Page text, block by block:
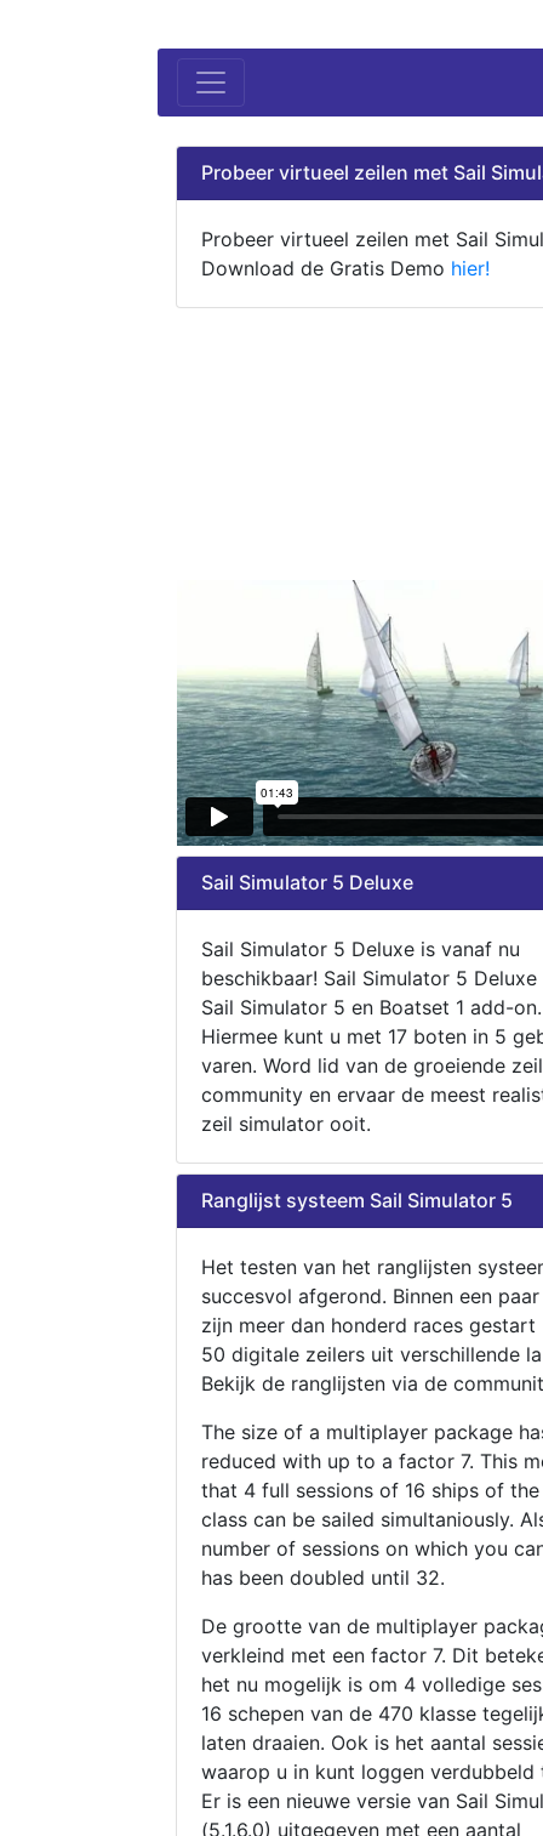
Probeer virtueel zeilen met Sail
Probeer virtueel zeilen met Sail
Download de Gratis Demo hier!
Sail Simulator 5 Deluxe
Sail Simulator 5 Deluxe is vanaf nu
beschikbaar! Sail Simulator 5
Sail Simulator 5 en Boatset 1 add-on.
Hiermee kunt u met 17 boten in 5
varen. Word lid van de groeiende zeil
community en ervaar de meest
zeil simulator ooit.
Ranglijst systeem Sail Simulator 5
Het testen van het ranglijsten
succesvol afgerond. Binnen een
zijn meer dan honderd races gestart
50 digitale zeilers uit verschillende
Bekijk de ranglijsten via de
The size of a multiplayer package
reduced with up to a factor 7. This
that 4 full sessions of 16 ships of
class can be sailed simultaniously.
number of sessions on which you
has been doubled until 32.
De grootte van de multiplayer
verkleind met een factor 7. Dit
het nu mogelijk is om 4 volledige
16 schepen van de 470 klasse
laten draaien. Ook is het aantal
waarop u in kunt loggen verdubbeld
Er is een nieuwe versie van Sail
(5.1.6.0) uitgegeven met een aantal